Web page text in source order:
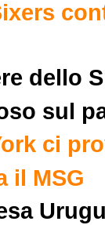
dello
sul
ci
il MSG